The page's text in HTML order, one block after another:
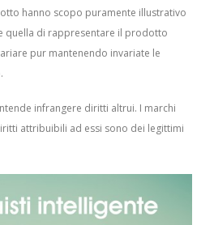
hanno scopo puramente illustrativo
quella di rappresentare il prodotto
pur mantenendo invariate le
infrangere diritti altrui. I marchi
attribuibili ad essi sono dei legittimi